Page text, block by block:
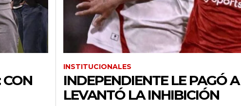
CON
INSTITUCIONALES
INDEPENDIENTE LE PAGÓ
LEVANTÓ LA INHIBICIÓN